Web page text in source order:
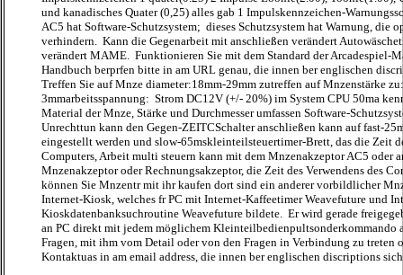
und kanadisches Quater (0,25) alles gab 1 Impulskennzeichen-
AC5 hat Software-Schutzsystem; dieses Schutzsystem hat Warnung, die
verhindern. Kann die Gegenarbeit mit anschließen verändert
verändert MAME. Funktionieren Sie mit dem Standard der Arcadespiel-
Handbuch berprfen bitte in am URL genau, die innen ber englischen
Treffen Sie auf Mnze diameter:18mm-29mm zutreffen auf Mnzenstärke
3mmarbeitsspannung: Strom DC12V (+/- 20%) im System CPU 50ma
Material der Mnze, Stärke und Durchmesser umfassen Software-
Unrechttun kann den Gegen-ZEITCSchalter anschließen kann auf fast-
eingestellt werden und slow-65mskleinteilsteuertimer-Brett, das die Zeit
Computers, Arbeit multi steuern kann mit dem Mnzenakzeptor AC5 oder
Mnzenakzeptor oder Rechnungsakzeptor, die Zeit des Verwendens des
können Sie Mnzentr mit ihr kaufen dort sind ein anderer vorbildlicher
Internet-Kiosk, welches fr PC mit Internet-Kaffeetimer Weavefuture und
Kioskdatenbanksuchroutine Weavefuture bildete. Er wird gerade
an PC direkt mit jedem möglichem Kleinteilbedienpultsonderkommando
Fragen, mit ihm vom Detail oder von den Fragen in Verbindung zu treten
Kontaktuas in am email address, die innen ber englischen discriptions